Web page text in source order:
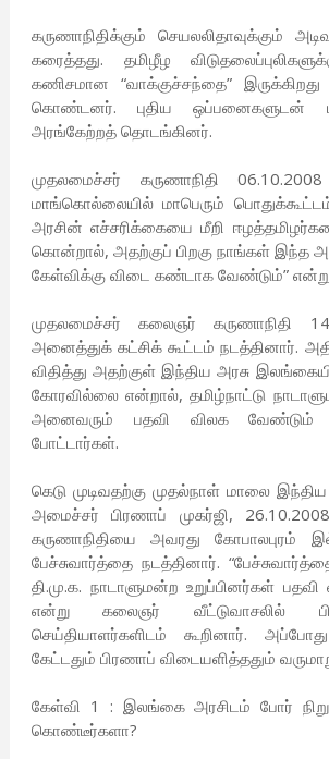
கருணாநிதிக்கும் செயலலிதாவுக்கும்
கரைத்தது. தமிழீழ
கணிசமான “வாக்குச்சந்தை” இருக்கிறது
கொண்டனர். புதிய ஒப்பனைகளுடன்
அரங்கேற்றத் தொடங்கினர்.
முதலமைச்சர் கருணாநிதி
மாங்கொல்லையில் மாபெரும்
அரசின் எச்சரிக்கையை மீறி
கொன்றால், அதற்குப் பிறகு நாங்கள் இந்த
கேள்விக்கு விடை கண்டாக வேண்டும்” என்று
முதலமைச்சர் கலைஞர் கருணாநிதி
அனைத்துக் கட்சிக் கூட்டம் நடத்தினார்.
விதித்து அதற்குள் இந்திய அரசு
கோரவில்லை என்றால், தமிழ்நாட்டு
அனைவரும் பதவி விலக வேண்டும்
போட்டார்கள்.
கெடு முடிவதற்கு முதல்நாள் மாலை இந்திய
அமைச்சர் பிரணாப் முகர்ஜி,
கருணாநிதியை அவரது கோபாலபுரம்
பேச்சுவார்த்தை நடத்தினார்.
தி.மு.க. நாடாளுமன்ற உறுப்பினர்கள்
என்று கலைஞர் வீட்டுவாசலில்
செய்தியாளர்களிடம் கூறினார்.
கேட்டதும் பிரணாப் விடையளித்ததும்
கேள்வி 1 : இலங்கை அரசிடம் போர்
கொண்டீர்களா?